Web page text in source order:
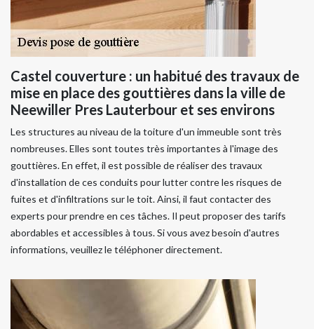
Castel couverture : un habitué des travaux de
mise en place des gouttières dans la ville de
Neewiller Pres Lauterbour et ses environs
Les structures au niveau de la toiture d'un immeuble sont très
nombreuses. Elles sont toutes très importantes à l'image des
gouttières. En effet, il est possible de réaliser des travaux
d'installation de ces conduits pour lutter contre les risques de
fuites et d'infiltrations sur le toit. Ainsi, il faut contacter des
experts pour prendre en ces tâches. Il peut proposer des tarifs
abordables et accessibles à tous. Si vous avez besoin d'autres
informations, veuillez le téléphoner directement.